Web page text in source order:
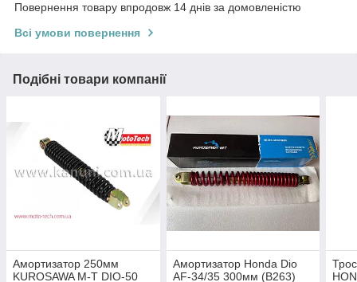
Повернення товару впродовж 14 днів за домовленістю
Всі умови повернення
Подібні товари компанії
Амортизатор 250мм
KUROSAWA M-T DIO-50
Амортизатор Honda Dio
AF-34/35 300мм (B263)